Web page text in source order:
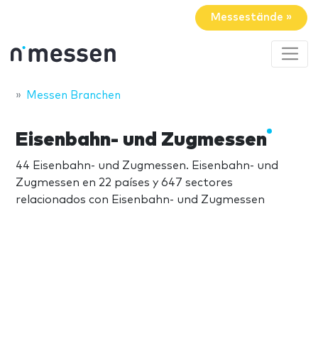
Messestände »
Messen Branchen
Eisenbahn- und Zugmessen
44 Eisenbahn- und Zugmessen. Eisenbahn- und
Zugmessen en 22 países y 647 sectores
relacionados con Eisenbahn- und Zugmessen